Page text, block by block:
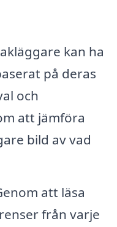
kan ha
på deras
och
att jämföra
bild av vad
att läsa
från varje